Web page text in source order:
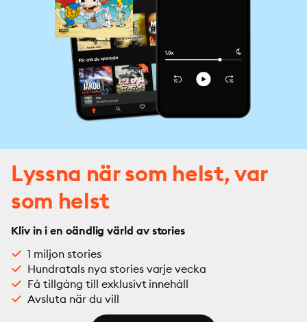
Lyssna när som helst, var
som helst
Kliv in i en oändlig värld av stories
1 miljon stories
Hundratals nya stories varje vecka
Få tillgång till exklusivt innehåll
Avsluta när du vill